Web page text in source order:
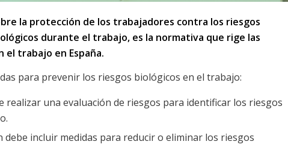
la protección de los trabajadores contra los riesgos
durante el trabajo, es la normativa que rige las
el trabajo en España.
para prevenir los riesgos biológicos en el trabajo:
realizar una evaluación de riesgos para identificar los riesgos
debe incluir medidas para reducir o eliminar los riesgos